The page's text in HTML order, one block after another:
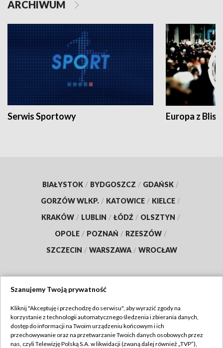
ARCHIWUM
Serwis Sportowy Europa z
BIAŁYSTOK / BYDGOSZCZ / GDAŃSK /
GORZÓW WLKP. / KATOWICE / KIELCE /
KRAKÓW / LUBLIN / ŁÓDŹ / OLSZTYN /
OPOLE / POZNAŃ / RZESZÓW /
SZCZECIN / WARSZAWA / WROCŁAW
TVP
Abonament TVP
Regulamin TVP
Szanujemy Twoją prywatność
Kliknij "Akceptuję i przechodzę do serwisu", aby wyrazić zgody na
korzystanie z technologii automatycznego śledzenia i zbierania danych,
dostęp do informacji na Twoim urządzeniu końcowym i ich
przechowywanie oraz na przetwarzanie Twoich danych osobowych przez
nas, czyli Telewizję Polską S.A. w likwidacji (zwaną dalej również „TVP”),